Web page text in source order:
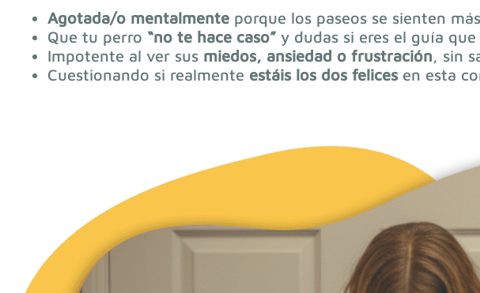
Agotada/o mentalmente porque los paseos se sienten
Que tu perro “no te hace caso” y dudas si eres el guía
Impotente al ver sus miedos, ansiedad o frustración, sin
Cuestionando si realmente estáis los dos felices en esta